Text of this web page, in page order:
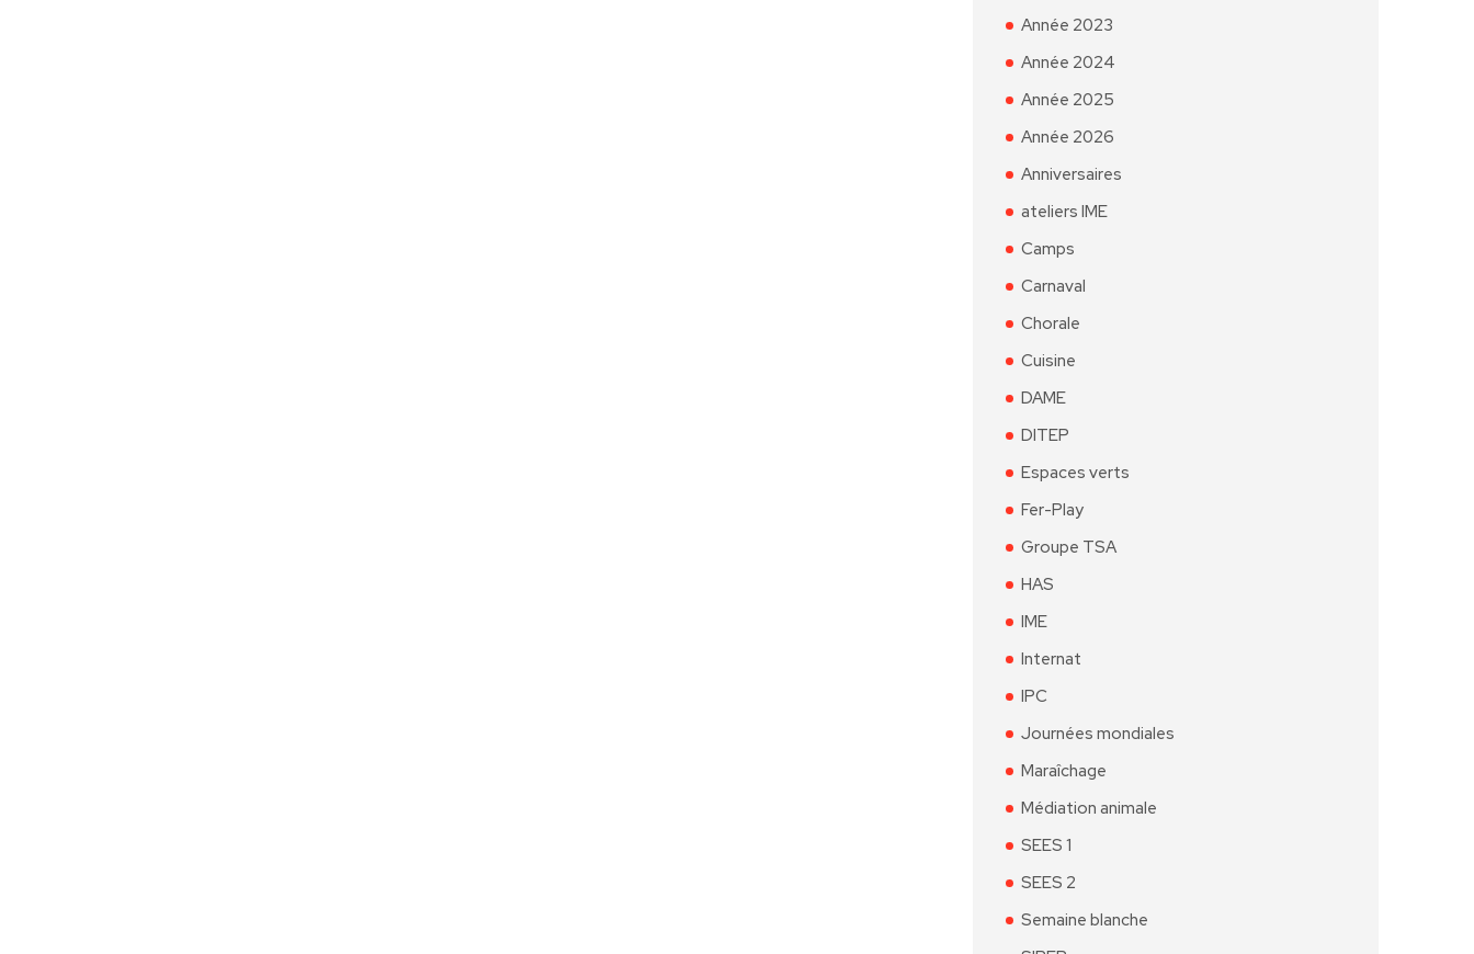
Année 2023
Année 2024
Année 2025
Année 2026
Anniversaires
ateliers IME
Camps
Carnaval
Chorale
Cuisine
DAME
DITEP
Espaces verts
Fer-Play
Groupe TSA
HAS
IME
Internat
IPC
Journées mondiales
Maraîchage
Médiation animale
SEES 1
SEES 2
Semaine blanche